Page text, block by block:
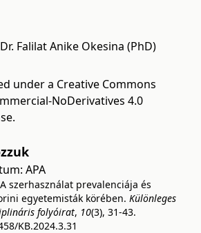
Falilat Anike Okesina (PhD)
under a Creative Commons
NoDerivatives 4.0
.
APA
szerhasználat prevalenciája és
egyetemisták körében. Különleges
folyóirat, 10(3), 31-43.
KB.2024.3.31